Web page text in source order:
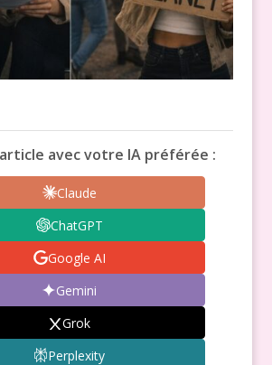
avec votre IA préférée :
Claude
ChatGPT
Google AI
Gemini
Grok
Perplexity